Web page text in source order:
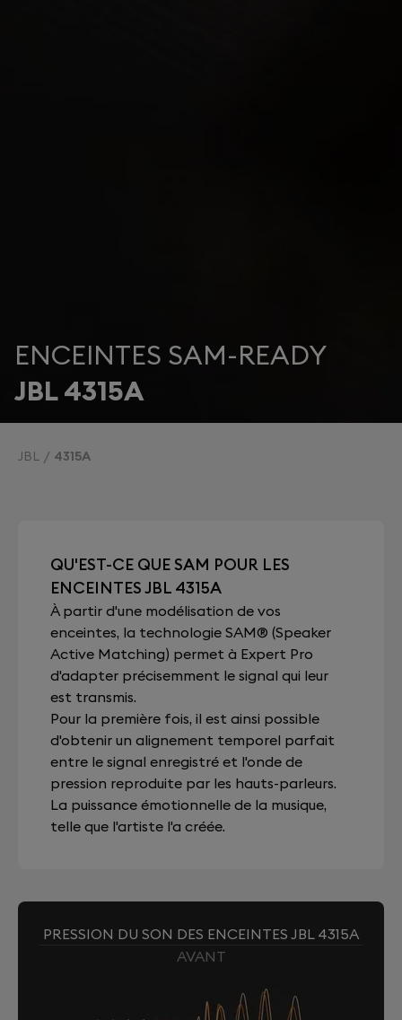
ENCEINTES SAM-READY
JBL 4315A
JBL 4315A
QU'EST-CE QUE SAM POUR LES
ENCEINTES JBL 4315A
À partir d'une modélisation de vos
enceintes, la technologie SAM® (Speaker
Active Matching) permet à Expert Pro
d'adapter précisemment le signal qui leur
est transmis.
Pour la première fois, il est ainsi possible
d'obtenir un alignement temporel parfait
entre le signal enregistré et l'onde de
pression reproduite par les hauts-parleurs.
La puissance émotionnelle de la musique,
telle que l'artiste l'a créée.
PRESSION DU SON DES ENCEINTES JBL 4315A
AVANT